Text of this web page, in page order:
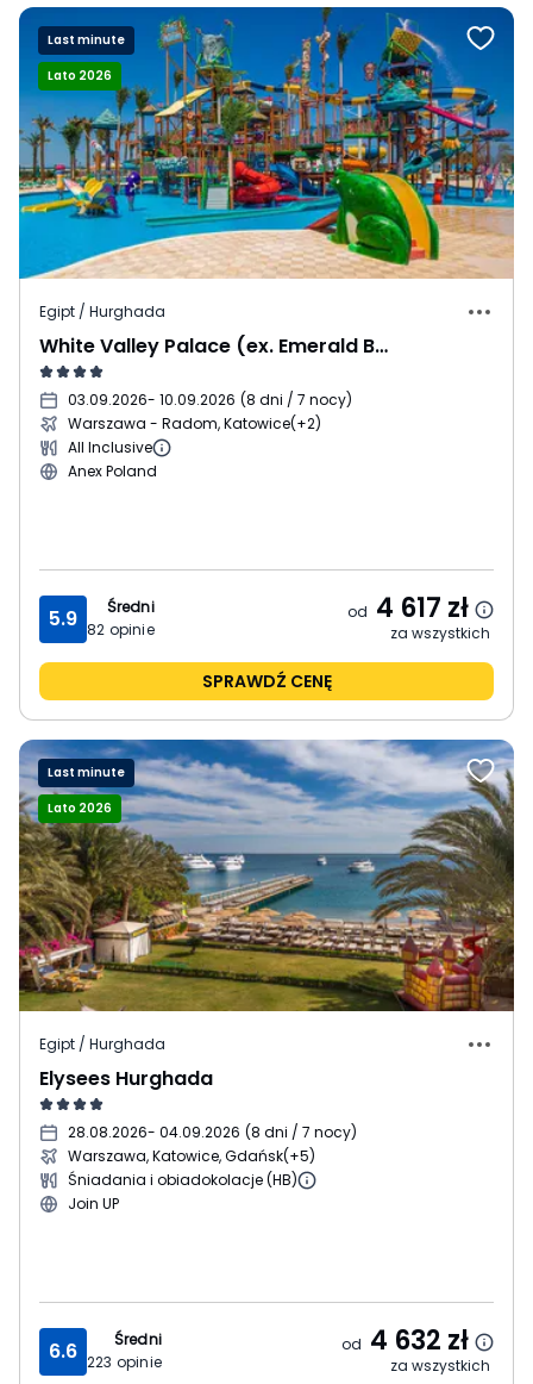
Last minute
Lato 2026
Egipt / Hurghada
White Valley Palace (ex. Emerald Beach & Resort)
03.09.2026- 10.09.2026 (8 dni / 7 nocy)
Warszawa - Radom, Katowice(+2)
All Inclusive
Anex Poland
5.9
Średni
82 opinie
od 4 617 zł
za wszystkich
SPRAWDŹ CENĘ
Last minute
Lato 2026
Egipt / Hurghada
Elysees Hurghada
28.08.2026- 04.09.2026 (8 dni / 7 nocy)
Warszawa, Katowice, Gdańsk(+5)
Śniadania i obiadokolacje (HB)
Join UP
6.6
Średni
223 opinie
od 4 632 zł
za wszystkich